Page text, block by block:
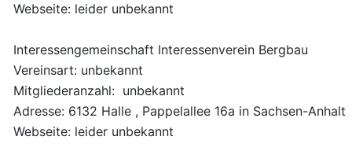
Webseite: leider unbekannt
Interessengemeinschaft Interessenverein Bergbau
Vereinsart: unbekannt
Mitgliederanzahl: unbekannt
Adresse: 6132 Halle , Pappelallee 16a in Sachsen-Anhalt
Webseite: leider unbekannt